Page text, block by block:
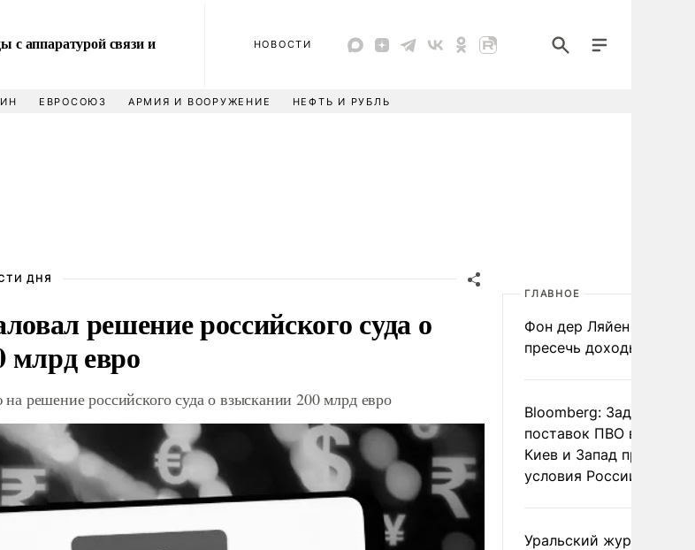
с аппаратурой связи и
НОВОСТИ
ЕВРОСОЮЗ АРМИЯ И ВООРУЖЕНИЕ НЕФТЬ И РУБЛЬ
ДНЯ
решение российского суда о
млрд евро
решение российского суда о взыскании 200 млрд евро
ГЛАВНОЕ
Фон дер Ляйен
пресечь доходы России
Bloomberg: Задержка
поставок ПВО вынудит
Киев и Запад принять
условия России
Уральский журналист